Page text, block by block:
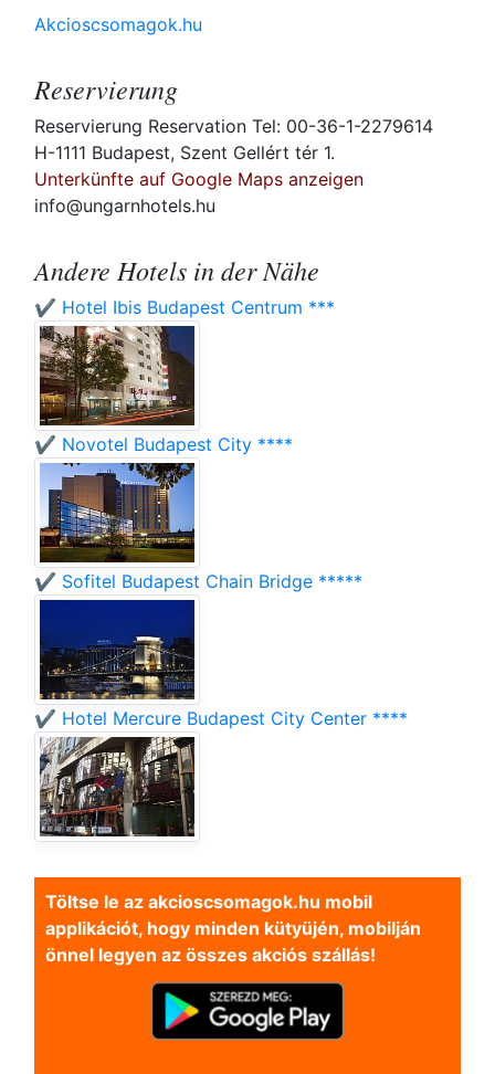
Akcioscsomagok.hu
Reservierung
Reservierung Reservation Tel: 00-36-1-2279614
H-1111 Budapest, Szent Gellért tér 1.
Unterkünfte auf Google Maps anzeigen
info@ungarnhotels.hu
Andere Hotels in der Nähe
✔️ Hotel Ibis Budapest Centrum ***
✔️ Novotel Budapest City ****
✔️ Sofitel Budapest Chain Bridge *****
✔️ Hotel Mercure Budapest City Center ****
Töltse le az akcioscsomagok.hu mobil
applikációt, hogy minden kütyüjén, mobilján
önnel legyen az összes akciós szállás!